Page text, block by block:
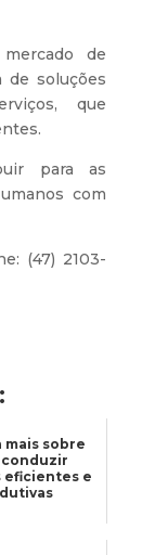
de
de soluções
que
para as
com
(47) 2103-
mais sobre
conduzir
eficientes e